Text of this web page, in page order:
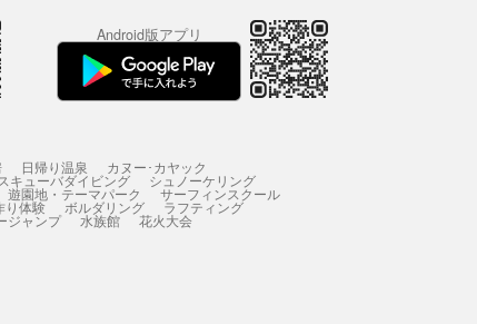
Android版アプリ
日帰り温泉 カヌー･カヤック
キューバダイビング シュノーケリング
遊園地・テーマパーク サーフィンスクール
り体験 ボルダリング ラフティング
ジャンプ 水族館 花火大会